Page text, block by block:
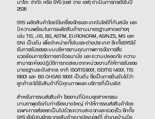
มาโตะ จำกัด หรือ SYS (เอส วาย เอส) ดำเนินการก่อตั้งในปี
2535
SYS ผลิตสินค้าโดยใช้เครื่องจักรและเทคโนโลยีที่ทันสมัย และ
มีความพร้อมในการผลิตสินค้าตามมาตรฐานสากลต่างๆ
เช่น TIS, JIS, BS, ASTM, EURONORM, AS/NZS, MS และ
SNI เป็นต้น เพื่อจำหน่ายทั้งในและต่างประเทศ อีกทั้งSYSได้
รับการรับรองระบบบริหารงานคุณภาพการจัดการสิ่ง
แวดล้อมการจัดการอาชีวอนามัย และความปลอดภัย ความ
สามารถห้องปฏิบัติการทดสอบจากหน่วยงานที่ให้การรับรอง
มาตรฐานระดับสากล อาทิ ISO/TIS9001, ISO/TIS 14001, TIS
18001 และ BS OHSAS 18001 เป็นต้น ซึ่งเป็นการยืนยันได้ว่า
ลูกค้าจะได้รับสินค้าที่มีคุณภาพและบริการที่เป็นเลิศ
สำหรับการขนส่งสินค้า โรงงานที่นิคมอุตสาหกรรม
มาบตาพุดติดกับท่าเรือขนาดใหญ่ ทำให้การขนส่งสินค้าโดย
เฉพาะการส่งออกเป็นไปด้วยความสะดวกและรวดเร็ว อีกทั้ง
SYS ยังมีศูนย์กระจายสินค้าขนาดใหญ่อยู่ที่ อำเภอบ้านบึง